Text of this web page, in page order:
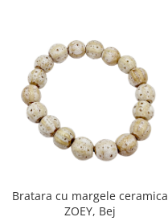
Bratara cu margele ceramica
ZOEY, Bej